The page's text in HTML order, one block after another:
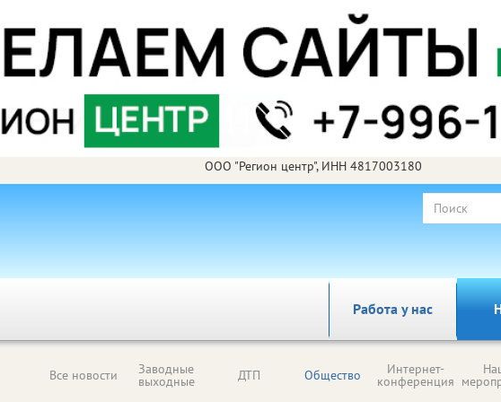
ООО "Регион центр", ИНН 4817003180
Работа у нас
Все новости Заводные
выходные ДТП Общество Интернет-
конференция